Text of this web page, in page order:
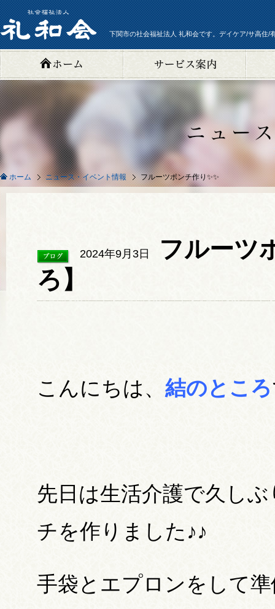
下関市の社会福祉法人 礼和会です。デイケア/サ高住/
ホーム ニュース・イベント情報 フルーツポンチ作り✨✨
2024年9月3日
フルーツ
ろ】
こんにちは、 結のところ
先日は生活介護で久し
チを作りました♪♪
手袋とエプロンをして